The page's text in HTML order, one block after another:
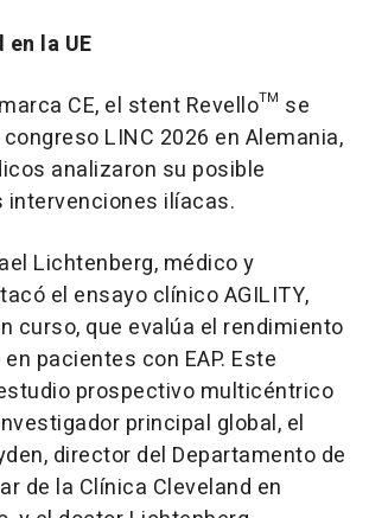
la UE
CE, el stent Revello™ se
LINC 2026 en Alemania,
analizaron su posible
intervenciones ilíacas.
Lichtenberg, médico y
el ensayo clínico AGILITY,
curso, que evalúa el rendimiento
pacientes con EAP. Este
prospectivo multicéntrico
principal global, el
director del Departamento de
de la Clínica Cleveland en